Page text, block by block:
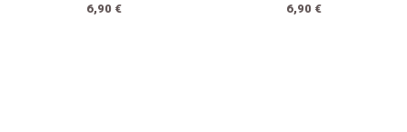
Prix
6,90 € Prix
6,90 €